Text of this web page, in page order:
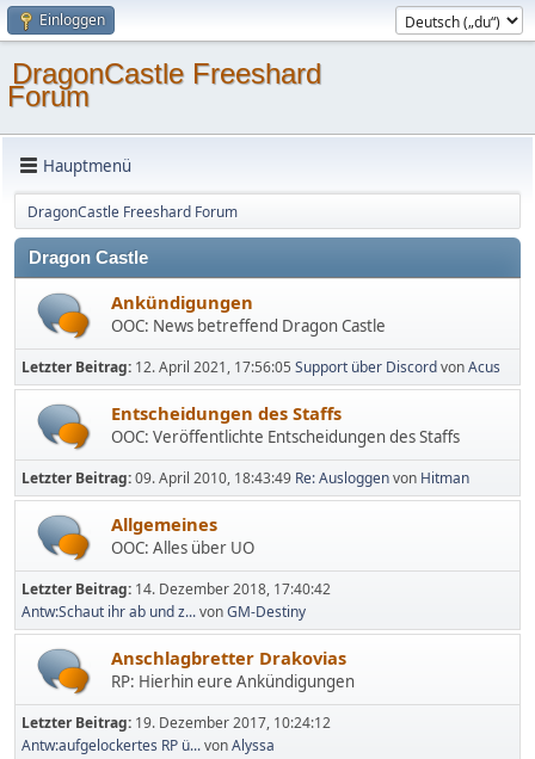
Einloggen
DragonCastle Freeshard
Forum
Hauptmenü
DragonCastle Freeshard Forum
Dragon Castle
Ankündigungen
OOC: News betreffend Dragon Castle
Letzter Beitrag: 12. April 2021, 17:56:05 Support über DiscordvonAcus
Entscheidungen des Staffs
OOC: Veröffentlichte Entscheidungen des Staffs
Letzter Beitrag:09. April 2010, 18:43:49 Re: Ausloggenvon Hitman
Allgemeines
OOC: Alles über UO
Letzter Beitrag: 14. Dezember 2018, 17:40:42
Antw:Schaut ihr ab und z...vonGM-Destiny
Anschlagbretter Drakovias
RP: Hierhin eure Ankündigungen
Letzter Beitrag: 19. Dezember 2017, 10:24:12
Antw:aufgelockertes RP ü...vonAlyssa